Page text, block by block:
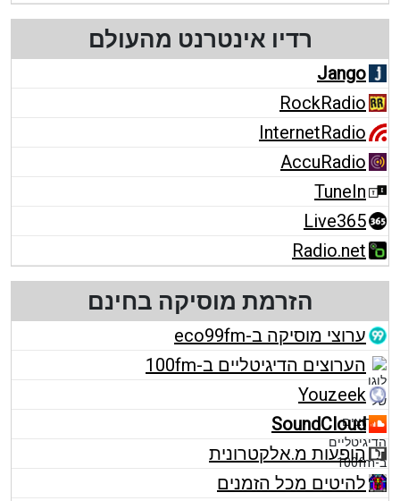
רדיו אינטרנט מהעולם
Jango
RockRadio
InternetRadio
AccuRadio
TuneIn
Live365
Radio.net
הזרמת מוסיקה בחינם
ערוצי מוסיקה ב-eco99fm
הערוצים הדיגיטליים ב-100fm
Youzeek
SoundCloud
הופעות מ.אלקטרונית
להיטים מכל הזמנים